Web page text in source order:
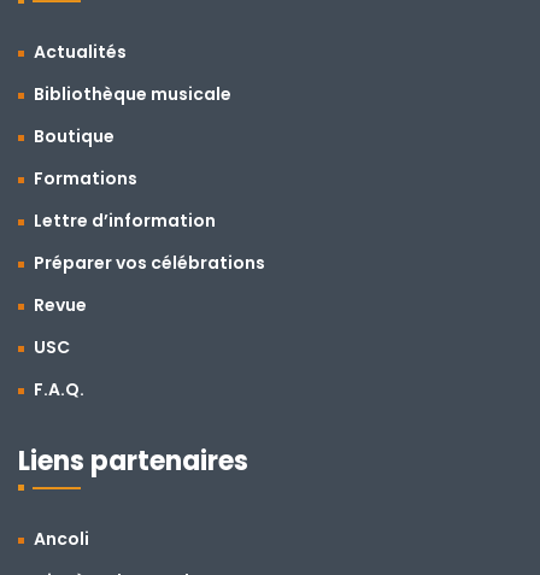
Actualités
Bibliothèque musicale
Boutique
Formations
Lettre d’information
Préparer vos célébrations
Revue
USC
F.A.Q.
Liens partenaires
Ancoli